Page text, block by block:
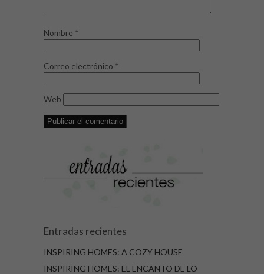
Nombre *
Correo electrónico *
Web
Entradas recientes
INSPIRING HOMES: A COZY HOUSE
INSPIRING HOMES: EL ENCANTO DE LO